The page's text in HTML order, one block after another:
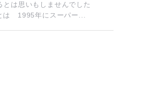
とは思いもしませんでした
は 1995年にスーパー...